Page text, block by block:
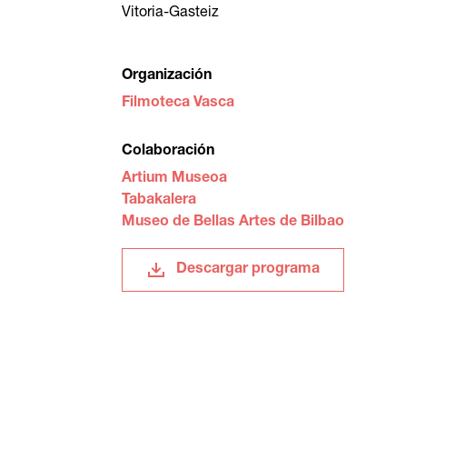
Vitoria-Gasteiz
Organización
Filmoteca Vasca
Colaboración
Artium Museoa
Tabakalera
Museo de Bellas Artes de Bilbao
Descargar programa